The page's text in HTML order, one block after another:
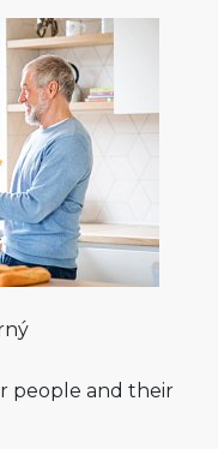
people and their